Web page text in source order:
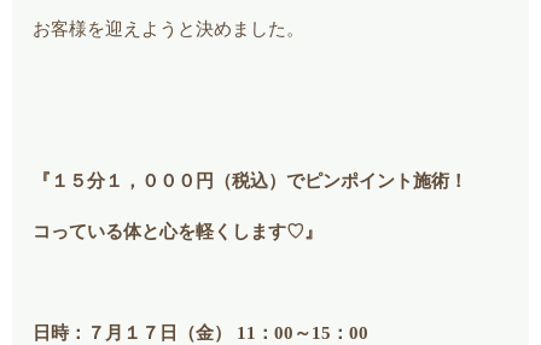
お客様を迎えようと決めました。
『１５分１，０００円（税込）でピンポイント施術！
コっている体と心を軽くします♡』
日時：７月１７日（金） 11：00～15：00